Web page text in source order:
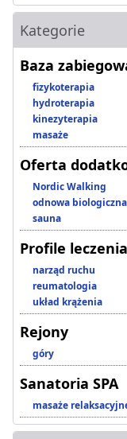
Kategorie
Baza
fizykoterapia
hydroterapia
kinezyterapia
masaże
Oferta
Nordic Walking
odnowa biologiczna
sauna
Profile leczenia
narząd ruchu
reumatologia
układ krążenia
Rejony
góry
Sanatoria SPA
masaże